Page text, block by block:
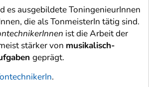
es ausgebildete ToningenieurInnen
die als TonmeisterIn tätig sind.
ist die Arbeit der
stärker von musikalisch-
geprägt.
.